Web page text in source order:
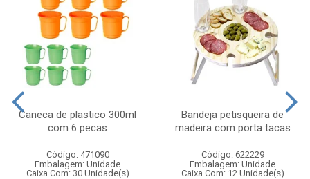
Caneca de plastico 300ml
com 6 pecas
Código: 471090
Embalagem: Unidade
Caixa Com: 30 Unidade(s)
Bandeja petisqueira de
madeira com porta tacas
Código: 622229
Embalagem: Unidade
Caixa Com: 12 Unidade(s)